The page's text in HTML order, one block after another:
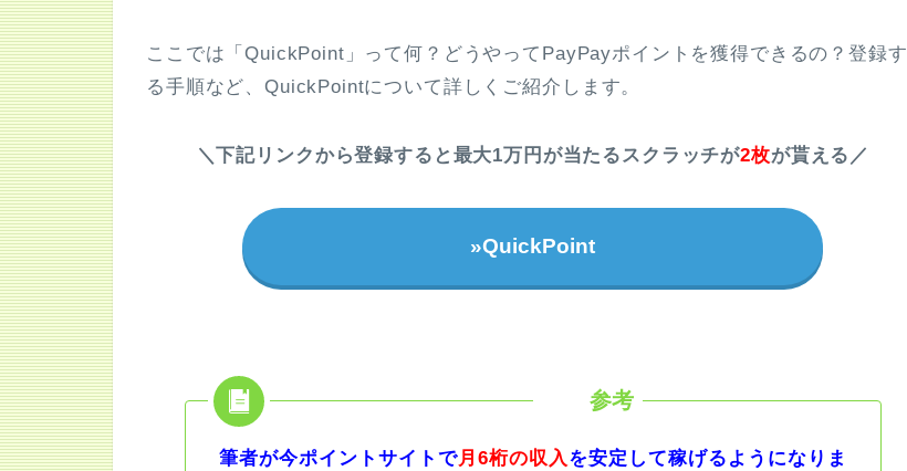
ここでは「QuickPoint」って何？どうやってPayPayポイントを獲得できるの？登録す
る手順など、QuickPointについて詳しくご紹介します。
＼下記リンクから登録すると最大1万円が当たるスクラッチが2枚が貰える／
»QuickPoint
筆者が今ポイントサイトで月6桁の収入を安定して稼げるようになりま